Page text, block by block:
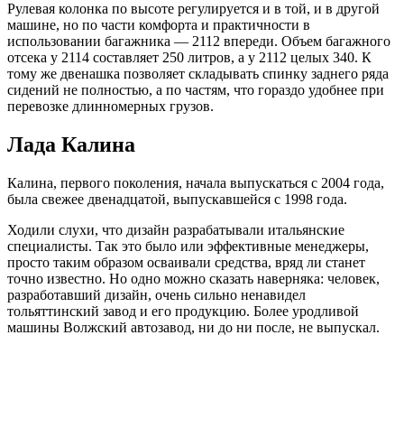
Рулевая колонка по высоте регулируется и в той, и в другой
машине, но по части комфорта и практичности в
использовании багажника — 2112 впереди. Объем багажного
отсека у 2114 составляет 250 литров, а у 2112 целых 340. К
тому же двенашка позволяет складывать спинку заднего ряда
сидений не полностью, а по частям, что гораздо удобнее при
перевозке длинномерных грузов.
Лада Калина
Калина, первого поколения, начала выпускаться с 2004 года,
была свежее двенадцатой, выпускавшейся с 1998 года.
Ходили слухи, что дизайн разрабатывали итальянские
специалисты. Так это было или эффективные менеджеры,
просто таким образом осваивали средства, вряд ли станет
точно известно. Но одно можно сказать наверняка: человек,
разработавший дизайн, очень сильно ненавидел
тольяттинский завод и его продукцию. Более уродливой
машины Волжский автозавод, ни до ни после, не выпускал.